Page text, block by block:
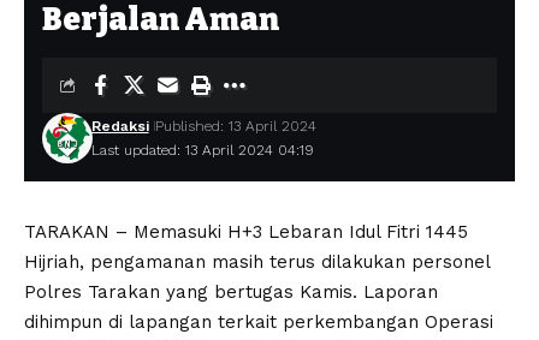
Berjalan Aman
Last updated: 13 April 2024 04:19
Redaksi Published: 13 April 2024
TARAKAN – Memasuki H+3 Lebaran Idul Fitri 1445
Hijriah, pengamanan masih terus dilakukan personel
Polres Tarakan yang bertugas Kamis. Laporan
dihimpun di lapangan terkait perkembangan Operasi